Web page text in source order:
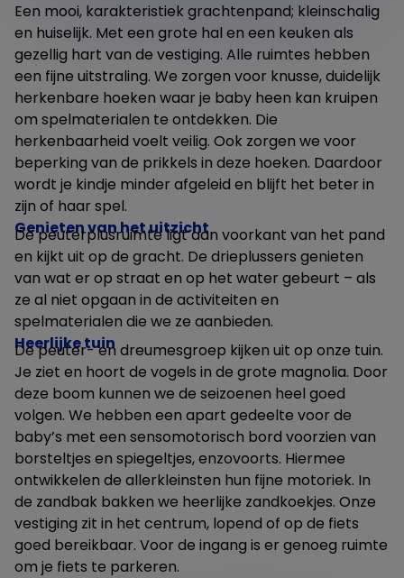
Een mooi, karakteristiek grachtenpand; kleinschalig
en huiselijk. Met een grote hal en een keuken als
gezellig hart van de vestiging. Alle ruimtes hebben
een fijne uitstraling. We zorgen voor knusse, duidelijk
herkenbare hoeken waar je baby heen kan kruipen
om spelmaterialen te ontdekken. Die
herkenbaarheid voelt veilig. Ook zorgen we voor
beperking van de prikkels in deze hoeken. Daardoor
wordt je kindje minder afgeleid en blijft het beter in
zijn of haar spel.
Genieten van het uitzicht
De peuterplusruimte ligt aan voorkant van het pand
en kijkt uit op de gracht. De drieplussers genieten
van wat er op straat en op het water gebeurt – als
ze al niet opgaan in de activiteiten en
spelmaterialen die we ze aanbieden.
Heerlijke tuin
De peuter- en dreumesgroep kijken uit op onze tuin.
Je ziet en hoort de vogels in de grote magnolia. Door
deze boom kunnen we de seizoenen heel goed
volgen. We hebben een apart gedeelte voor de
baby’s met een sensomotorisch bord voorzien van
borsteltjes en spiegeltjes, enzovoorts. Hiermee
ontwikkelen de allerkleinsten hun fijne motoriek. In
de zandbak bakken we heerlijke zandkoekjes. Onze
vestiging zit in het centrum, lopend of op de fiets
goed bereikbaar. Voor de ingang is er genoeg ruimte
om je fiets te parkeren.